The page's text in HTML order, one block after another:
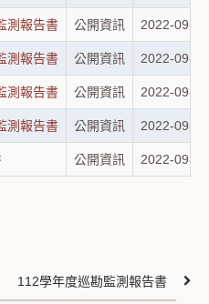
測報告書 公開資訊 2022-09-06
測報告書 公開資訊 2022-09-06
測報告書 公開資訊 2022-09-06
測報告書 公開資訊 2022-09-06
公開資訊 2022-09-06
112學年度巡勘監測報告書